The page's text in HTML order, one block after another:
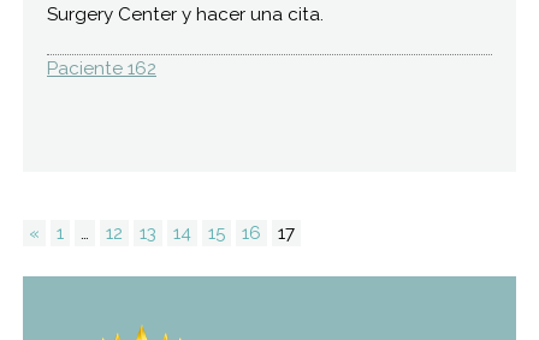
Surgery Center y hacer una cita.
Paciente 162
« 1 … 12 13 14 15 16 17